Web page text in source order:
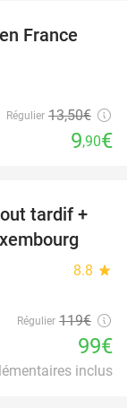
27%
France
Régulier 13,50€
9,90€
17%
tardif +
8.8 star
Régulier 119€
99€
inclus